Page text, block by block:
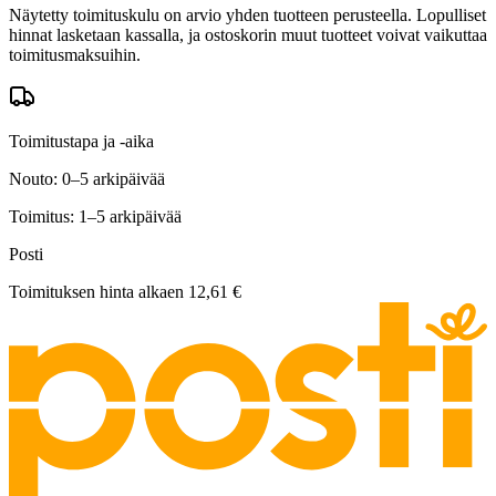
Näytetty toimituskulu on arvio yhden tuotteen perusteella. Lopulliset
hinnat lasketaan kassalla, ja ostoskorin muut tuotteet voivat vaikuttaa
toimitusmaksuihin.
Toimitustapa ja -aika
Nouto: 0–5 arkipäivää
Toimitus: 1–5 arkipäivää
Posti
Toimituksen hinta alkaen 12,61 €